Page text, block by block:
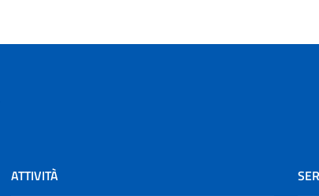
ATTIVITÀ